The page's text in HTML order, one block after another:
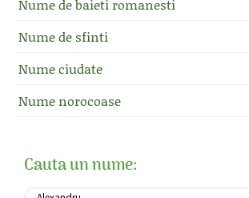
Nume de baieti romanesti
Nume de sfinti
Nume ciudate
Nume norocoase
Cauta un nume: